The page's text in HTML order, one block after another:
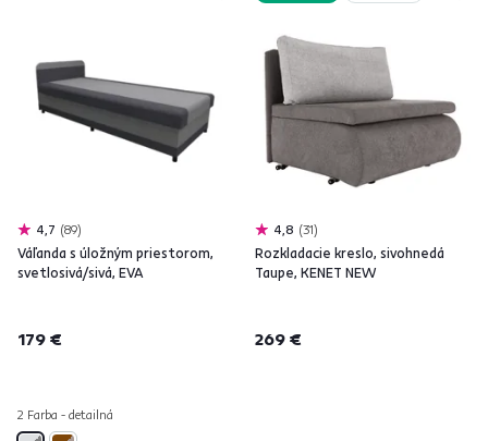
4,7 89
Váľanda s úložným priestorom,
svetlosivá/sivá, EVA
179 €
2 Farba - detailná
4,8 31
Rozkladacie kreslo, sivohnedá
Taupe, KENET NEW
269 €